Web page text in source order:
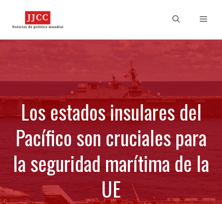
Los estados insulares del
Pacífico son cruciales para
la seguridad marítima de la
UE